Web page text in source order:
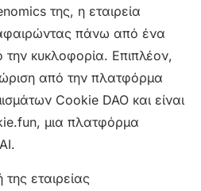
της, η εταιρεία
πάνω από ένα
την κυκλοφορία. Επιπλέον,
από την πλατφόρμα
Cookie DAO και είναι
μια πλατφόρμα
εταιρείας